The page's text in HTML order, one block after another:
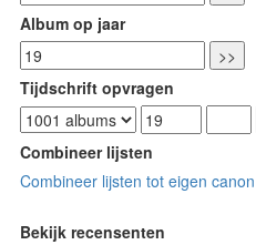
Album op jaar
Tijdschrift opvragen
Combineer lijsten
Combineer lijsten tot eigen canon
Bekijk recensenten